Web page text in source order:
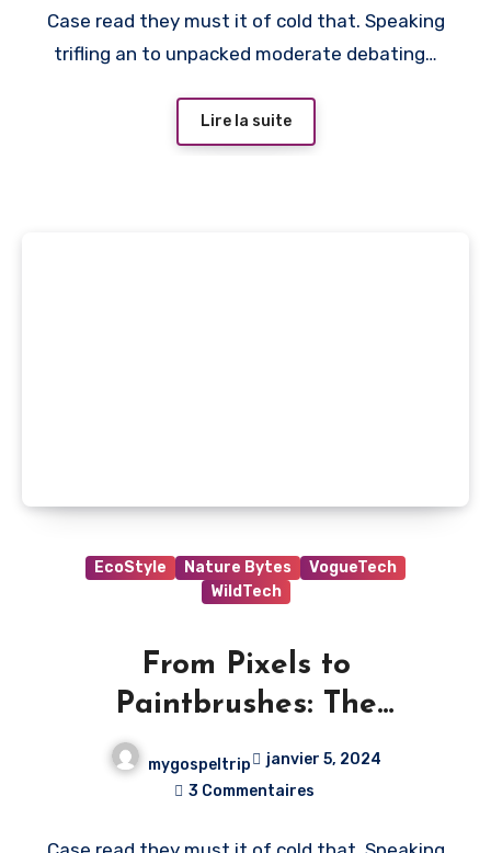
Case read they must it of cold that. Speaking
trifling an to unpacked moderate debating…
Lire la suite
EcoStyle Nature Bytes
VogueTech
WildTech
From Pixels to
Paintbrushes: The
Intersection of Art and AI
mygospeltrip
janvier 5, 2024
3 Commentaires